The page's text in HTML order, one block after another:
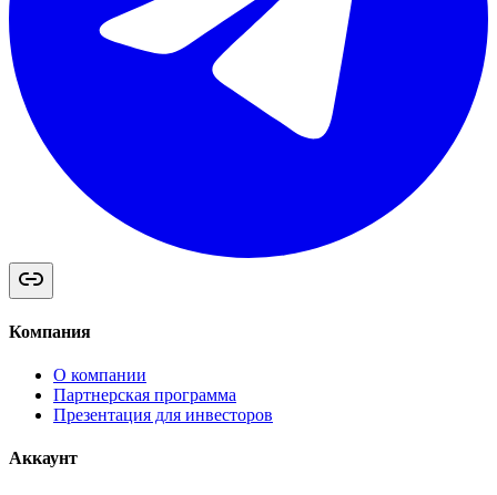
Компания
О компании
Партнерская программа
Презентация для инвесторов
Аккаунт